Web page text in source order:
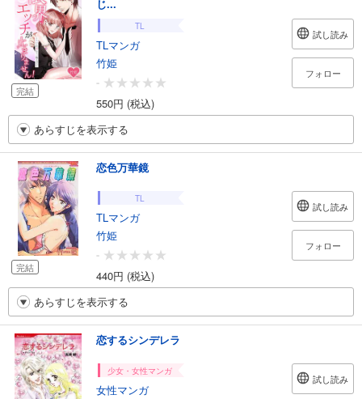
完結
じ...
TL
TLマンガ
竹姫
-
550円 (税込)
試し読み
フォロー
あらすじを表示する
完結
恋色万華鏡
TL
TLマンガ
竹姫
-
440円 (税込)
試し読み
フォロー
あらすじを表示する
恋するシンデレラ
少女・女性マンガ
女性マンガ
試し読み